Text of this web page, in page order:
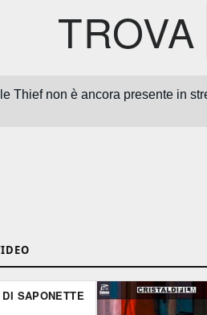
TROVA
SAPONETTE